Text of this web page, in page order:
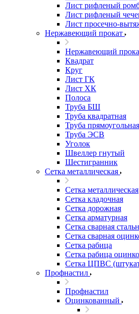
Лист рифленый
Лист рифленый
Лист просечно-
Нержавеющий прокат
Нержавеющий
Квадрат
Круг
Лист ГК
Лист ХК
Полоса
Труба БШ
Труба квадратная
Труба прямоугольная
Труба ЭСВ
Уголок
Швеллер гнутый
Шестигранник
Сетка металлическая
Сетка металлическая
Сетка кладочная
Сетка дорожная
Сетка арматурная
Сетка сварная
Сетка сварная
Сетка рабица
Сетка рабица
Сетка ЦПВС
Профнастил
Профнастил
Оцинкованный